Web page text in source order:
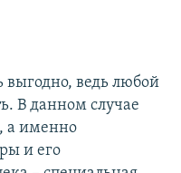
выгодно, ведь любой
В данном случае
а именно
и его